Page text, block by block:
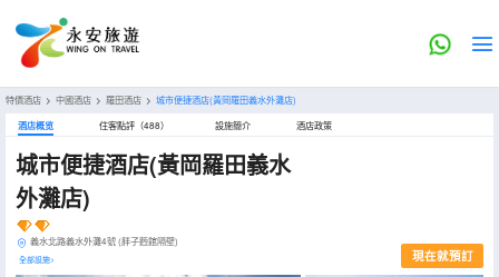
特價酒店 > 中國酒店 > 羅田酒店 > 城市便捷酒店(黃岡羅田義水外灘店)
酒店概览 住客點評（488） 設施簡介 酒店政策
城市便捷酒店(黃岡羅田義水
外灘店)
義水北路義水外灘4號 (胖子麪館隔壁)
全部設施> 現在就預訂